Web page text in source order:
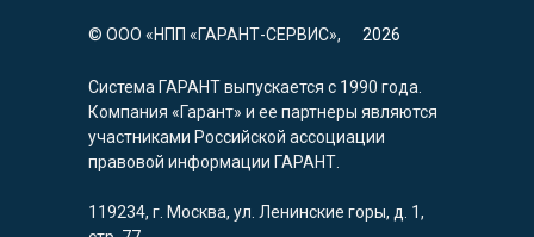
© ООО «НПП «ГАРАНТ-СЕРВИС»,
Система ГАРАНТ выпускается с 1990 года.
Компания «Гарант» и ее партнеры являются
участниками Российской ассоциации
правовой информации ГАРАНТ.
119234, г. Москва, ул. Ленинские горы, д. 1,
2026